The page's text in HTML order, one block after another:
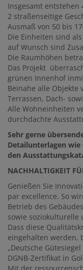
Insgesamt entstehen
2 straßenseitige
Ausmaß von 50 bis
Die Einheiten sind
auf Wunsch sind
Die Raumhöhen
Das Projekt
grünen Innenhof
Beinahe alle Objekte
Terrassen, Dach-
Alle Wohneinheiten
durchdachte
Sehr gerne
Detailunterlagen wie
den
NACHHALTIGKEIT
Genießen Sie
par excellence. So
Betrieb des
sowie soziokulturelle
Dass diese
eingehalten werden,
„Deutsche
DGNB-Zertifikat in